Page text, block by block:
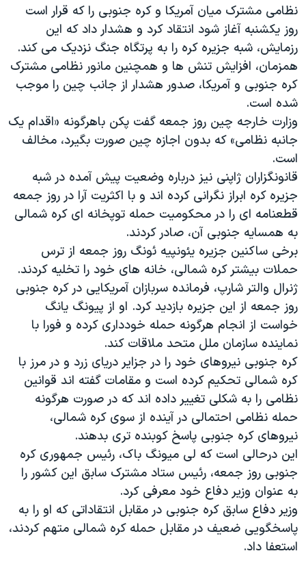
سفر پرزیدنت ترامپ به چین
نظامی مشترک میان آمریکا و کره جنوبی را که قرار است
روز یکشنبه آغاز شود انتقاد کرد و هشدار داد که این
رزمایش، شبه جزیره کره را به پرتگاه جنگ نزدیک می کند.
همزمان، افزایش تنش ها و همچنین مانور نظامی مشترک
کره جنوبی و آمریکا، صدور هشدار از جانب چین را موجب
شده است.
وزارت خارجه چین روز جمعه گفت پکن باهرگونه «اقدام یک
جانبه نظامی» که بدون اجازه چین صورت بگیرد، مخالف
است.
قانونگزاران ژاپنی نیز درباره وضعیت پیش آمده در شبه
جزیره کره ابراز نگرانی کرده اند و با اکثریت آرا در روز جمعه
قطعنامه ای را در محکومیت حمله توپخانه ای کره شمالی
به همسایه جنوبی آن، صادر کردند.
برخی ساکنین جزیره یئونپیه ئونگ روز جمعه از ترس
حملات بیشتر کره شمالی، خانه های خود را تخلیه کردند.
ژنرال والتر شارپ، فرمانده سربازان آمریکایی در کره جنوبی
روز جمعه از این جزیره بازدید کرد. او از پیونگ یانگ
خواست از انجام هرگونه حمله خودداری کرده و فورا با
نماینده سازمان ملل متحد ملاقات کند.
کره جنوبی نیروهای خود را در جزایر دریای زرد و در مرز با
کره شمالی تحکیم کرده است و مقامات گفته اند قوانین
نظامی را به شکلی تغییر داده اند که در صورت هرگونه
حمله نظامی احتمالی در آینده از سوی کره شمالی،
نیروهای کره جنوبی پاسخ کوبنده تری بدهند.
این درحالی است که لی میونگ باک، رئیس جمهوری کره
جنوبی روز جمعه، رئیس ستاد مشترک سابق این کشور را
به عنوان وزیر دفاع خود معرفی کرد.
وزیر دفاع سابق کره جنوبی در مقابل انتقاداتی که او را به
پاسخگویی ضعیف در مقابل حمله کره شمالی متهم کردند،
استعفا داد.